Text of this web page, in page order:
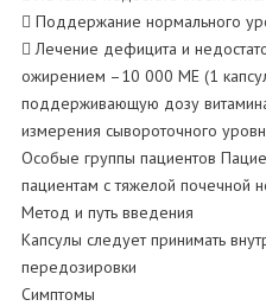
 Поддержание нормального
 Лечение дефицита и
ожирением –10 000 МЕ (1
поддерживающую дозу
измерения сывороточного
Особые группы пациентов
пациентам с тяжелой почечной
Метод и путь введения
Капсулы следует принимать
передозировки
Симптомы